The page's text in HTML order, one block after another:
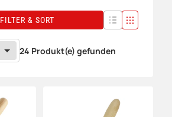
FILTER & SORT
24 Produkt(e) gefunden